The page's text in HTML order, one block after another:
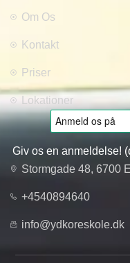
Om Os
Kontakt
Priser
Lokationer
Giv os en anmeldelse!
Stormgade 48, 6700
+4540894640
info@ydkoreskole.dk